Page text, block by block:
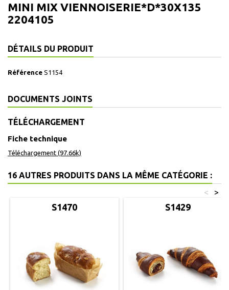
MINI MIX VIENNOISERIE*D*30X135
2204105
DÉTAILS DU PRODUIT
Référence S1154
DOCUMENTS JOINTS
TÉLÉCHARGEMENT
Fiche technique
Téléchargement (97.66k)
16 AUTRES PRODUITS DANS LA MÊME CATÉGORIE :
>
<
S1470 S1429